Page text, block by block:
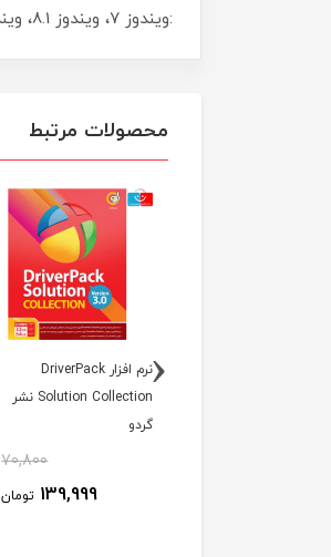
:ویندوز 7، ویندوز 8.1، ویندوز 10
محصولات مرتبط
نرم افزار DriverPack
Solution Collection نشر
گردو
70,800
139,999 تومان
‹